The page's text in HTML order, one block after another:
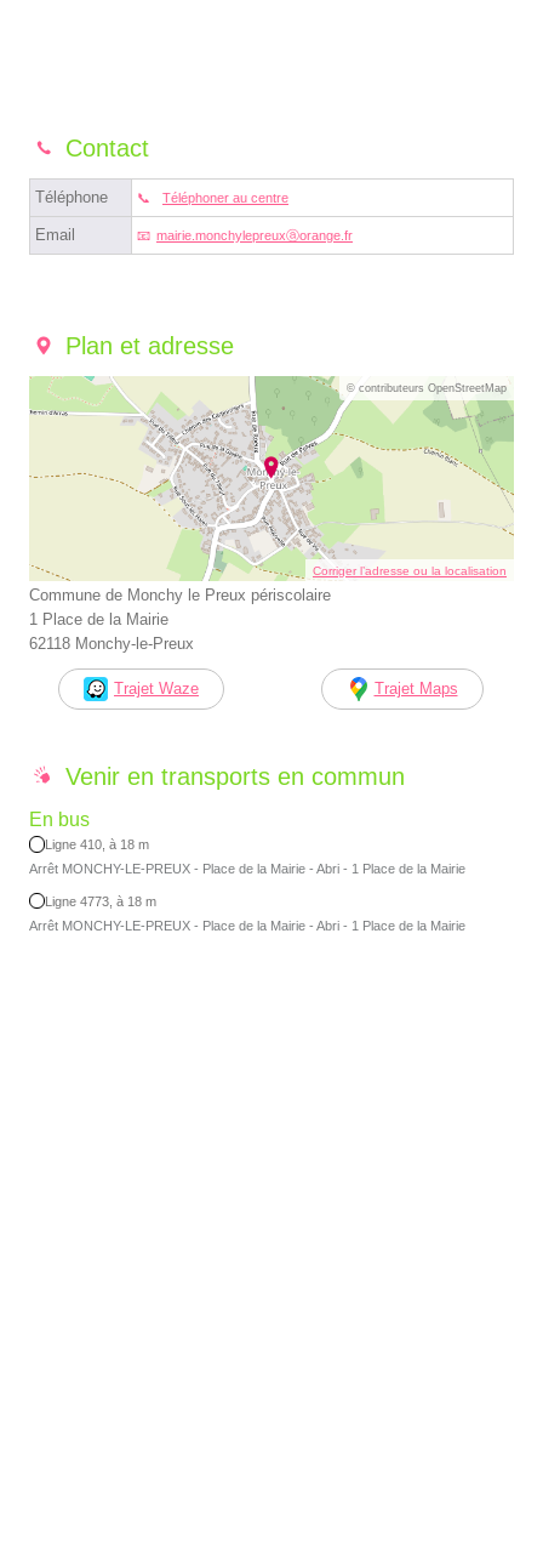
Contact
Téléphone Téléphoner au centre
Email mairie.monchylepreuxⓐorange.fr
Plan et adresse
© contributeurs OpenStreetMap
Corriger l’adresse ou la localisation
Commune de Monchy le Preux périscolaire
1 Place de la Mairie
62118 Monchy-le-Preux
Trajet Waze Trajet Maps
Venir en transports en commun
En bus
Ligne 410, à 18 m
Arrêt MONCHY-LE-PREUX - Place de la Mairie - Abri - 1 Place de la Mairie
Ligne 4773, à 18 m
Arrêt MONCHY-LE-PREUX - Place de la Mairie - Abri - 1 Place de la Mairie